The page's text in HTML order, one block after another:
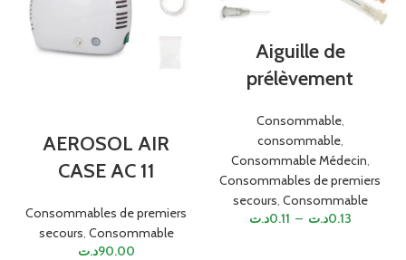
AEROSOL AIR
CASE AC 11
Consommables de premiers
secours, Consommable
90.00د.ت
Aiguille de
prélèvement
Consommable,
consommable,
Consommable Médecin,
Consommables de premiers
secours, Consommable
0.11د.ت – 0.13د.ت